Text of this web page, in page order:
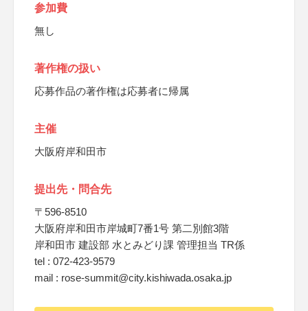
参加費
無し
著作権の扱い
応募作品の著作権は応募者に帰属
主催
大阪府岸和田市
提出先・問合先
〒596-8510
大阪府岸和田市岸城町7番1号 第二別館3階
岸和田市 建設部 水とみどり課 管理担当 TR係
tel : 072-423-9579
mail : rose-summit@city.kishiwada.osaka.jp